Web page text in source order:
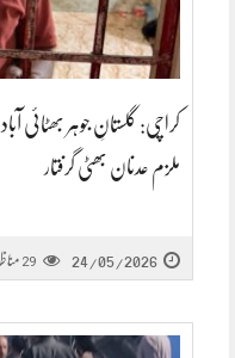
کراچی: گلستانِ جوہر بھٹائی
ملزم عدنان بھٹی گرفتار
24/05/2026
29 مناظر